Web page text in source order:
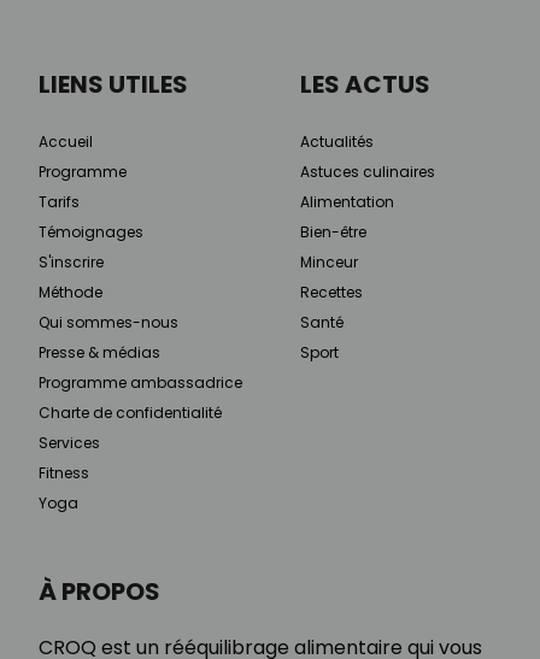
À PROPOS
CROQ est un rééquilibrage alimentaire qui vous
LIENS UTILES
Accueil
Programme
Tarifs
Témoignages
S'inscrire
Méthode
Qui sommes-nous
Presse & médias
Programme ambassadrice
Charte de confidentialité
Services
Fitness
Yoga
LES ACTUS
Actualités
Astuces culinaires
Alimentation
Bien-être
Minceur
Recettes
Santé
Sport